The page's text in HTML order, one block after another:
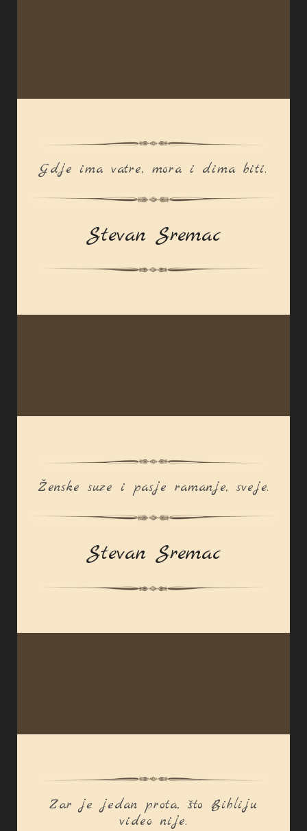
Gdje ima vatre, mora i dima biti.
Stevan Sremac
Ženske suze i pasje ramanje, sveje.
Stevan Sremac
Zar je jedan prota, što Bibliju
video nije.